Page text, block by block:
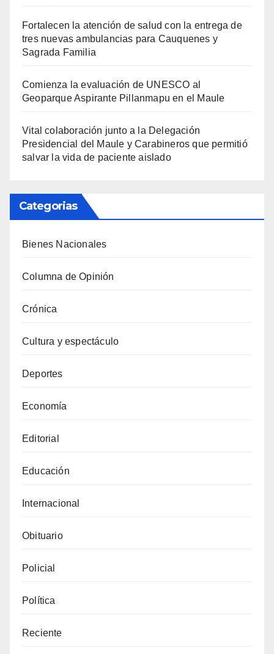
Fortalecen la atención de salud con la entrega de
tres nuevas ambulancias para Cauquenes y
Sagrada Familia
Comienza la evaluación de UNESCO al
Geoparque Aspirante Pillanmapu en el Maule
Vital colaboración junto a la Delegación
Presidencial del Maule y Carabineros que permitió
salvar la vida de paciente aislado
Categorias
Bienes Nacionales
Columna de Opinión
Crónica
Cultura y espectáculo
Deportes
Economía
Editorial
Educación
Internacional
Obituario
Policial
Política
Reciente